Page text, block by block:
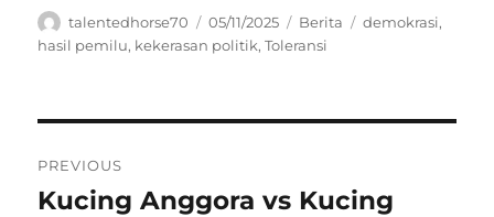
Author
talentedhorse70
Posted
on
05/11/2025 Categories
Berita Tags
demokrasi,
hasil pemilu, kekerasan politik,Toleransi
pos
PREVIOUS
Previous
Kucing Anggora vs Kucing